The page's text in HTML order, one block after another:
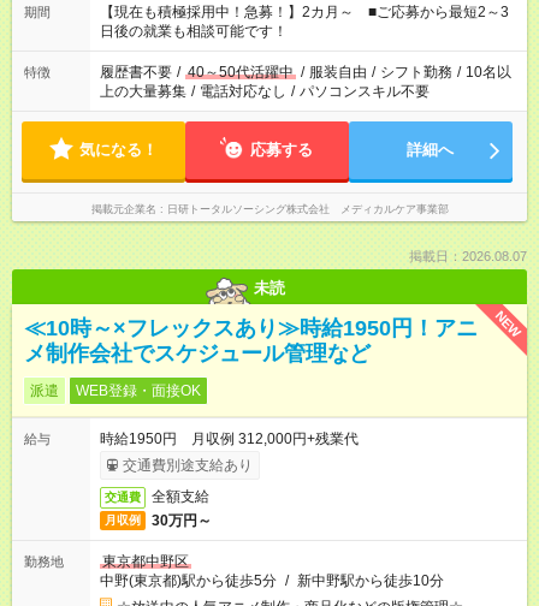
たくない」 など、ご希望を教えてくださいね。 ※Wワーク希望
の方へ 今ご覧のお仕事で希望する勤務時間と、もう1つのお仕事
の勤務時間。 合計で週40時間を超える場合は応募できません。
期間
【現在も積極採用中！急募！】2カ月～ ■ご応募から最短2～3
日後の就業も相談可能です！
特徴 履歴書不要 / 40～50代活躍中 / 服装自由 / シフト勤務 / 10名以
上の大量募集 / 電話対応なし / パソコンスキル不要
気になる！ 応募する 詳細へ
掲載元企業名 日研トータルソーシング株式会社 メディカルケア事業部
掲載日：2026.08.07
未読
NEW
≪10時～×フレックスあり≫時給1950円！アニ
メ制作会社でスケジュール管理など
派遣 WEB登録・面接OK
給与
時給1950円 月収例 312,000円+残業代
交通費別途支給あり
交通費 全額支給
月収例 30万円～
勤務地
東京都中野区
中野(東京都)駅から徒歩5分 / 新中野駅から徒歩10分